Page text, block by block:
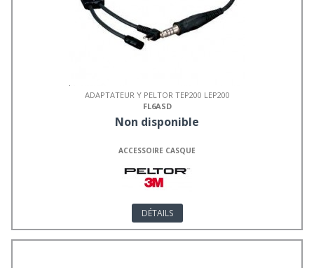
ADAPTATEUR Y PELTOR TEP200 LEP200
FL6ASD
Non disponible
ACCESSOIRE CASQUE
DÉTAILS